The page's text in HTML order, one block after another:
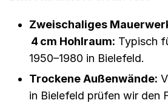
Zweischaliges
4 cm Hohlraum: Typisch
1950–1980 in Bielefeld.
Trockene Außenwände:
in Bielefeld prüfen wir den